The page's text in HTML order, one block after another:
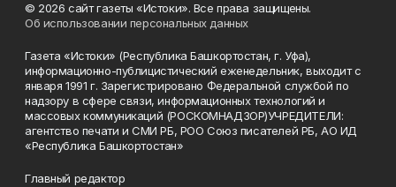
© 2026 сайт газеты «Истоки». Все права защищены.
Об использовании персональных данных
Газета «Истоки» (Республика Башкортостан, г. Уфа),
информационно-публицистический еженедельник, выходит с
января 1991 г. Зарегистрировано Федеральной службой по
надзору в сфере связи, информационных технологий и
массовых коммуникаций (РОСКОМНАДЗОР)УЧРЕДИТЕЛИ:
агентство печати и СМИ РБ, РОО Союз писателей РБ, АО ИД
«Республика Башкортостан»
Главный редактор